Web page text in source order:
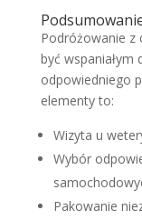
Podróżowanie z
być wspaniałym
odpowiedniego
elementy to:
Wizyta u
Wybór
Pakowanie